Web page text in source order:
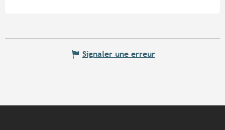
Signaler une erreur